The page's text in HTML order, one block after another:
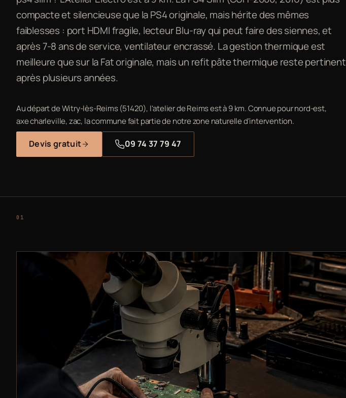
compacte et silencieuse que la PS4 originale, mais hérite des mêmes
faiblesses : port HDMI fragile, lecteur Blu-ray qui peut faire des siennes, et
après 7-8 ans de service, ventilateur encrassé. La gestion thermique est
meilleure que sur la Fat originale, mais un refit pâte thermique reste pertinent
après plusieurs années.
Au départ de Witry-lès-Reims (51420), l'atelier de Reims est à 9 km. Connue pour nord-est,
axe charleville, zac, la commune fait partie de notre zone naturelle d'intervention.
Devis gratuit 09 74 37 79 47